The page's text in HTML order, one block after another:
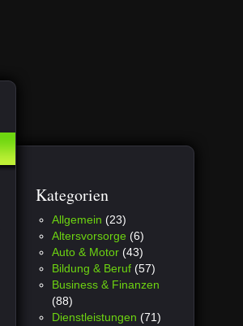
Kategorien
Allgemein (23)
Altersvorsorge (6)
Auto & Motor (43)
Bildung & Beruf (57)
Business & Finanzen
(88)
Dienstleistungen (71)